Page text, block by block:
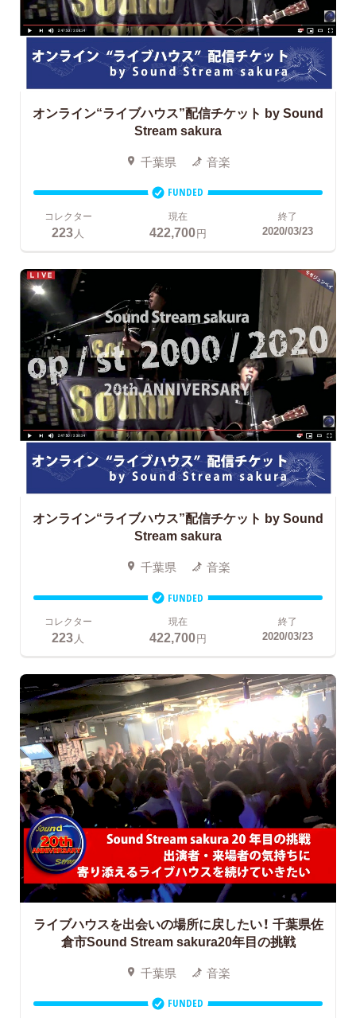
オンライン“ライブハウス”配信チケット by Sound
Stream sakura
千葉県 音楽
FUNDED
コレクター
223 人
現在
422,700円
終了
2020/03/23
オンライン“ライブハウス”配信チケット by Sound
Stream sakura
千葉県 音楽
FUNDED
コレクター
223人
現在
422,700円
終了
2020/03/23
ライブハウスを出会いの場所に戻したい！ 千葉県佐
倉市Sound Stream sakura20年目の挑戦
千葉県 音楽
FUNDED